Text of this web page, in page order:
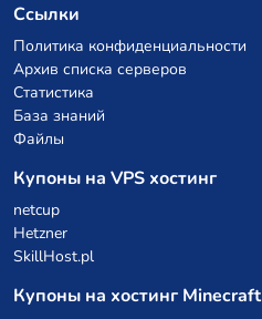
Ссылки
Политика конфиденциальности
Архив списка серверов
Статистика
База знаний
Файлы
Купоны на VPS хостинг
netcup
Hetzner
SkillHost.pl
Купоны на хостинг Minecraft